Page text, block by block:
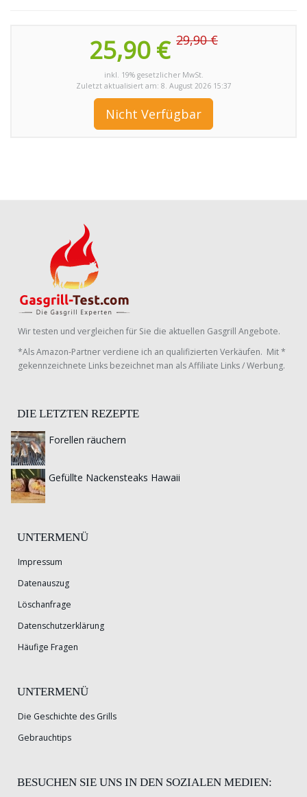
25,90 € 29,90 €
inkl. 19% gesetzlicher MwSt.
Zuletzt aktualisiert am: 8. August 2026 15:37
Nicht Verfügbar
Wir testen und vergleichen für Sie die aktuellen Gasgrill Angebote.
*Als Amazon-Partner verdiene ich an qualifizierten Verkäufen. Mit *
gekennzeichnete Links bezeichnet man als Affiliate Links / Werbung.
DIE LETZTEN REZEPTE
Forellen räuchern
Gefüllte Nackensteaks Hawaii
UNTERMENÜ
Impressum
Datenauszug
Löschanfrage
Datenschutzerklärung
Häufige Fragen
UNTERMENÜ
Die Geschichte des Grills
Gebrauchtips
BESUCHEN SIE UNS IN DEN SOZIALEN MEDIEN: